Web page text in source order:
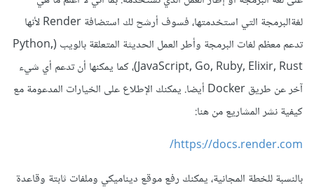
لغةالبرمجة التي استخدمتها، فسوف أرشح لك استضافة Render لأنها
تدعم معظم لغات البرمجة وأطر العمل الحديثة المتعلقة بالويب (Python,
JavaScript, Go, Ruby, Elixir, Rust)، كما يمكنها أن تدعم أي شيء
آخر عن طريق Docker أيضا. يمكنك الإطلاع على الخيارات المدعومة مع
كيفية نشر المشاريع من هنا:
https://docs.render.com/
بالنسبة للخطة المجانية، يمكنك رفع موقع ديناميكي وملفات ثابتة وقاعدة